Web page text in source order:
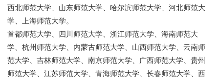
西北师范大学、山东师范大学、哈尔滨师范大学、河北师范大
学、上海师范大学。
首都师范大学、四川师范大学、浙江师范大学、海南师范大
学、杭州师范大学、内蒙古师范大学、山西师范大学、云南师
范大学、吉林师范大学、南京师范大学、广西师范大学、贵州
师范大学、江苏师范大学、青海师范大学、长春师范大学、西